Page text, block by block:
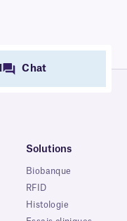
Chat
Solutions
Biobanque
RFID
Histologie